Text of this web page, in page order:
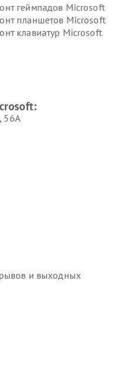
геймпадов Microsoft
планшетов Microsoft
клавиатур Microsoft
56А
и выходных